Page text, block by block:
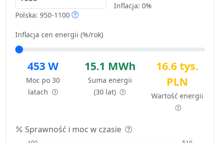
Polska: 950-1100
Inflacja: 0%
Inflacja cen energii (%/rok)
453 W
Moc po 30
latach
15.1 MWh
Suma energii
(30 lat)
16.6 tys.
PLN
Wartość energii
Sprawność i moc w czasie